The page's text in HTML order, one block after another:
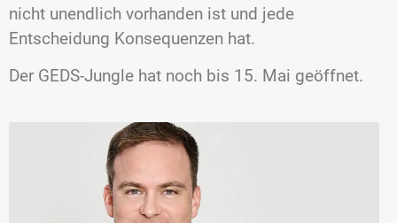
nicht unendlich vorhanden ist und jede
Entscheidung Konsequenzen hat.
Der GEDS-Jungle hat noch bis 15. Mai geöffnet.